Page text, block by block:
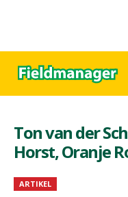
Ton van der
Horst, Oranje
ARTIKEL